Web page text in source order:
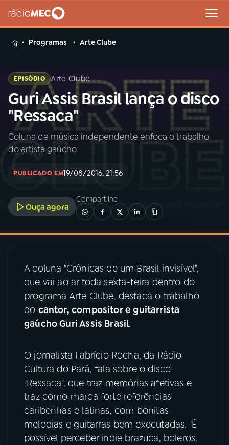
MENU
Buscar
na
Rádio
MEC
Buscar
Início
04PROGRAMAS
05PODCASTS
06VIDEOCASTS
07ÚLTIMAS
08PRÊMIO RÁDIO MEC
Programas Arte Clube
EPISÓDIO Arte Clube
Guri Assis Brasil lança o disco
"Ressaca"
Coluna de música independente enfoca o trabalho
do artista gaúcho
PUBLICADO EM19/08/2016, 21:56
Ouça agora
Compartilhe
A coluna "Crônicas de um Brasil invisível",
que vai ao ar toda sexta-feira dentro do
programa Arte Clube, destaca o trabalho
do cantor, compositor e guitarrista
gaúcho Guri Assis Brasil.
O jornalista Fabrício Rocha, da Rádio
Cultura do Pará, fala sobre o disco
"Ressaca", que traz memórias afetivas e
traz como marca forte referências
caribenhas e latinas, com bonitas
melodias e guitarras bem executadas. "É
possível perceber indie brazuca, boleros,